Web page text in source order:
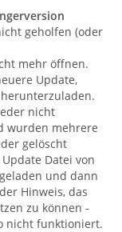
geholfen (oder
mehr öffnen.
Update,
nicht
wurden mehrere
gelöscht
Datei von
und dann
Hinweis, das
zu können -
nicht funktioniert.